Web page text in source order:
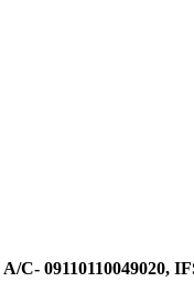
09110110049020,